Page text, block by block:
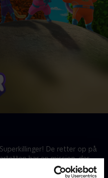
De retter op på
har en mission, der
potetastisk sted.